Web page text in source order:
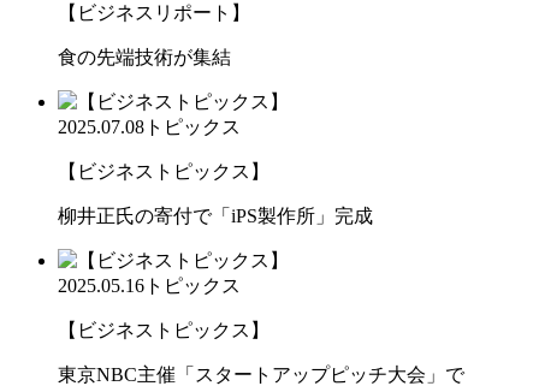
【ビジネスリポート】
食の先端技術が集結
2025.07.08 トピックス
【ビジネストピックス】
柳井正氏の寄付で「iPS製作所」完成
2025.05.16 トピックス
【ビジネストピックス】
東京NBC主催「スタートアップピッチ大会」で